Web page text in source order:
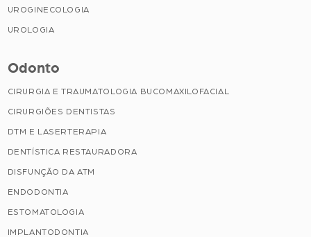
UROGINECOLOGIA
UROLOGIA
Odonto
CIRURGIA E TRAUMATOLOGIA BUCOMAXILOFACIAL
CIRURGIÕES DENTISTAS
DTM E LASERTERAPIA
DENTÍSTICA RESTAURADORA
DISFUNÇÃO DA ATM
ENDODONTIA
ESTOMATOLOGIA
IMPLANTODONTIA